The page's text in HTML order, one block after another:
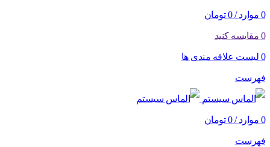
0 موارد /
0 تومان
0 مقایسه کنید
0 لیست علاقه مندی ها
فهرست
0 موارد /
0 تومان
فهرست